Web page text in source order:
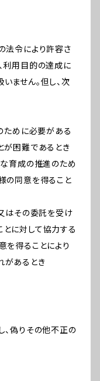
法令により許容さ
利用目的の達成に
ません。但し、次
ために必要がある
が困難であるとき
育成の推進のため
の同意を得ること
はその委託を受け
に対して協力する
を得ることにより
があるとき
、偽りその他不正の